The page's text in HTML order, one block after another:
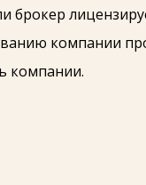
брокер
компании
компании.